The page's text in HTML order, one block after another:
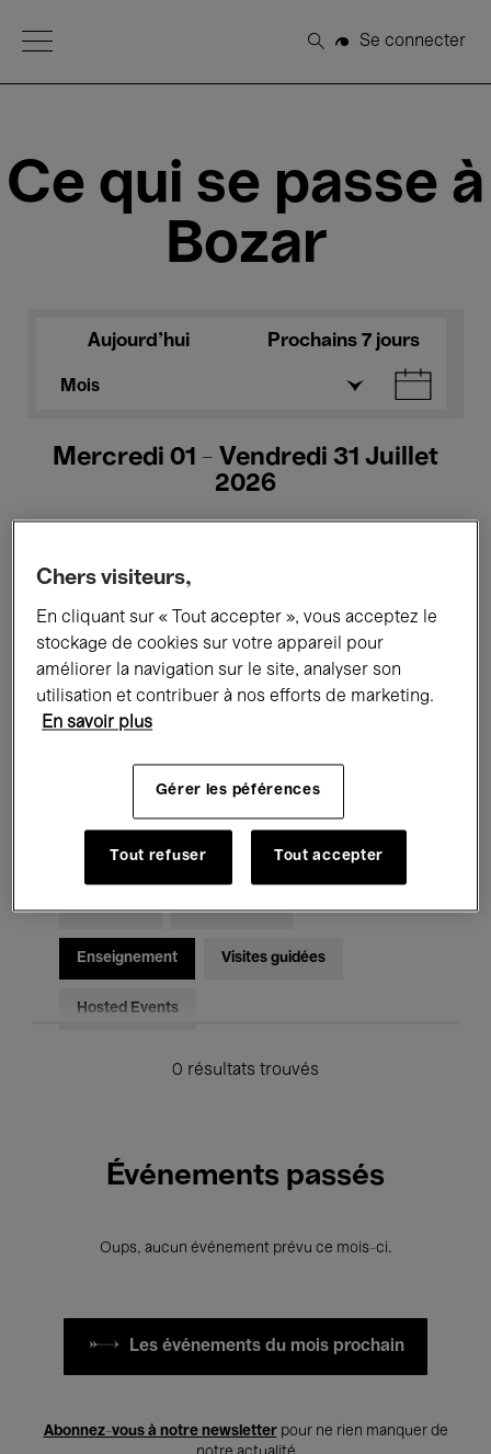
Open Menu
Rechercher
Se connecter
Ce qui se passe à
Bozar
Aujourd'hui Prochains 7 jours
Mois
Mercredi 01 - Vendredi 31 Juillet
2026
Tous les événements Concerts
Expositions Films Performances
Rencontres & Débats
Musique classique Global Music
Musique électronique
Pour tous Kids’ Palace
Enseignement Visites guidées
Hosted Events
0 résultats trouvés
Événements passés
Oups, aucun événement prévu ce mois-ci.
Les événements du mois prochain
Abonnez-vous à notre newsletterpour ne rien manquer de
Chers visiteurs,
En cliquant sur « Tout accepter », vous acceptez le
stockage de cookies sur votre appareil pour
améliorer la navigation sur le site, analyser son
utilisation et contribuer à nos efforts de marketing.
En savoir plus
Gérer les péférences
Tout refuser Tout accepter